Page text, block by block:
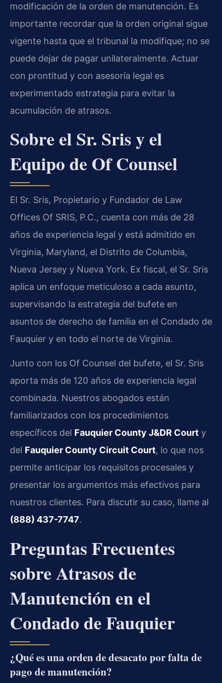
modificación de la orden de manutención. Es
importante recordar que la orden original sigue
vigente hasta que el tribunal la modifique; no se
puede dejar de pagar unilateralmente. Actuar
con prontitud y con asesoría legal es
experimentado estrategia para evitar la
acumulación de atrasos.
Sobre el Sr. Sris y el
Equipo de Of Counsel
El Sr. Sris, Propietario y Fundador de Law
Offices Of SRIS, P.C., cuenta con más de 28
años de experiencia legal y está admitido en
Virginia, Maryland, el Distrito de Columbia,
Nueva Jersey y Nueva York. Ex fiscal, el Sr. Sris
aplica un enfoque meticuloso a cada asunto,
supervisando la estrategia del bufete en
asuntos de derecho de familia en el Condado de
Fauquier y en todo el norte de Virginia.
Junto con los Of Counsel del bufete, el Sr. Sris
aporta más de 120 años de experiencia legal
combinada. Nuestros abogados están
familiarizados con los procedimientos
específicos del Fauquier County J&DR Court y
del Fauquier County Circuit Court, lo que nos
permite anticipar los requisitos procesales y
presentar los argumentos más efectivos para
nuestros clientes. Para discutir su caso, llame al
(888) 437-7747.
Preguntas Frecuentes
sobre Atrasos de
Manutención en el
Condado de Fauquier
¿Qué es una orden de desacato por falta de
pago de manutención?